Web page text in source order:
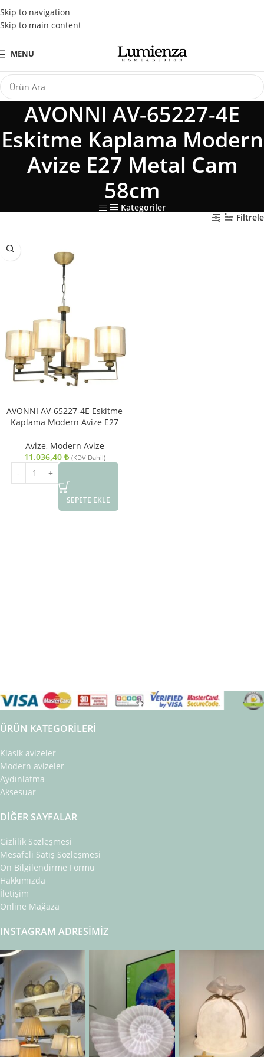
Skip to navigation
Skip to main content
Tüm Kredi Kartlarına Peşin Fiyatına 3 Taksit Fırsatı
MENU
AVONNI AV-65227-4E
Eskitme Kaplama Modern
Avize E27 Metal Cam
58cm
Kategoriler
Filtrele
AVONNI AV-65227-4E Eskitme
Kaplama Modern Avize E27
Avize, Modern Avize
11.036,40 ₺ (KDV Dahil)
SEPETE EKLE
ÜRÜN KATEGORILERI
Klasik avizeler
Modern avizeler
Aydınlatma
Aksesuar
DIĞER SAYFALAR
Gizlilik Sözleşmesi
Mesafeli Satış Sözleşmesi
Ön Bilgilendirme Formu
Hakkımızda
İletişim
Online Mağaza
INSTAGRAM ADRESIMIZ